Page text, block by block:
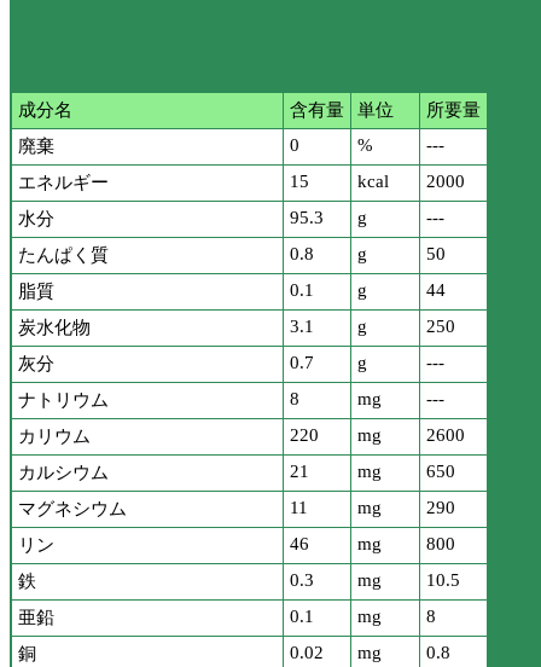
成分名 含有量 単位
所要量
廃棄
0 %
---
エネルギー
15 kcal
2000
水分
95.3 g
---
たんぱく質
0.8 g
50
脂質
0.1 g
44
炭水化物
3.1 g
250
灰分
0.7 g
---
ナトリウム
8 mg
---
カリウム
220 mg
2600
カルシウム
21 mg
650
マグネシウム
11 mg
290
リン
46 mg
800
鉄
0.3 mg
10.5
亜鉛
0.1 mg
8
銅
0.02 mg
0.8